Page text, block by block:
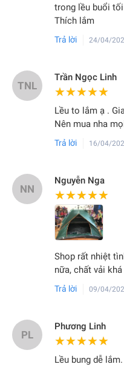
trong lều buổi
Thích lắm
Trả lời 24/04/
TNL
Trần Ngọc Linh
★★★★★
★★★★★
Lều to lắm ạ .
Nên mua nha
Trả lời 16/04/
NN
Nguyễn Nga
★★★★★
★★★★★
Shop rất nhiệt
nữa, chất vải khá
Trả lời 09/04/
PL
Phương Linh
★★★★★
★★★★★
Lều bung dễ